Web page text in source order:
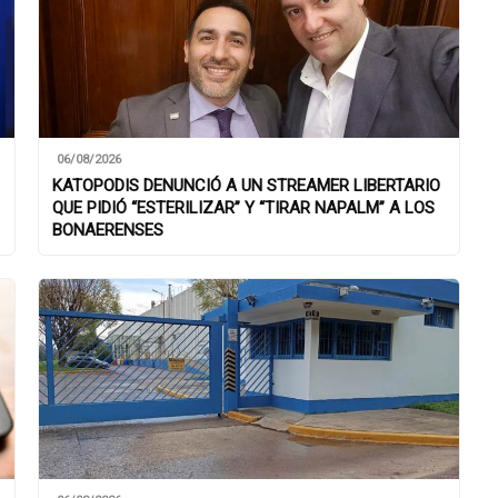
06/08/2026
KATOPODIS DENUNCIÓ A UN STREAMER LIBERTARIO
QUE PIDIÓ “ESTERILIZAR” Y “TIRAR NAPALM” A LOS
BONAERENSES